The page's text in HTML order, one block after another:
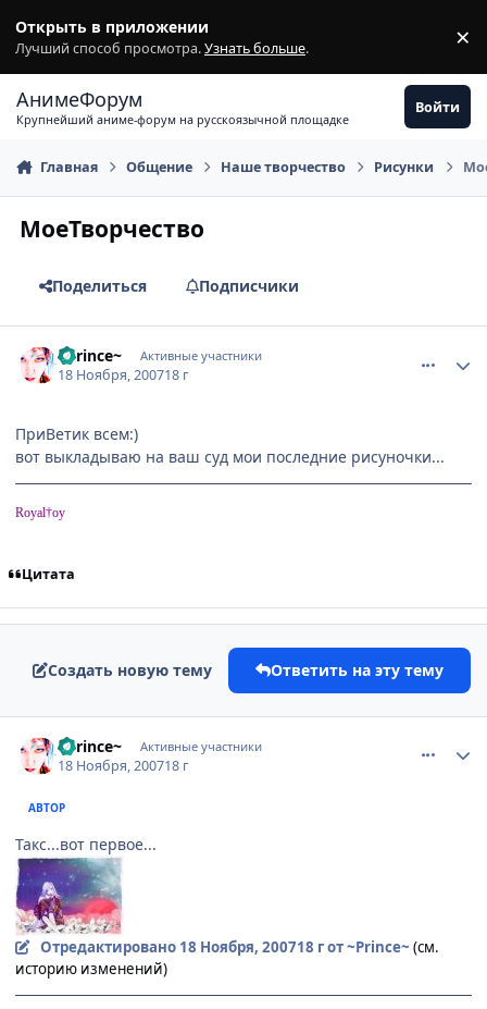
Открыть в приложении
Лучший способ просмотра.Узнать больше. ×
АнимеФорум
Крупнейший аниме-форум на русскоязычной площадке
Войти
Главная Общение Наше творчество Рисунки
МоеТворчество
Поделиться Подписчики
~Prince~ Активные участники
18 Ноября, 200718 г
ПриВетик всем:)
вот выкладываю на ваш суд мои последние рисуночки...
Royal†oy
Цитата
Создать новую тему Ответить на эту тему
~Prince~ Активные участники
18 Ноября, 200718 г
АВТОР
Такс...вот первое...
Отредактировано 18 Ноября, 200718 гот ~Prince~ (см.
историю изменений)